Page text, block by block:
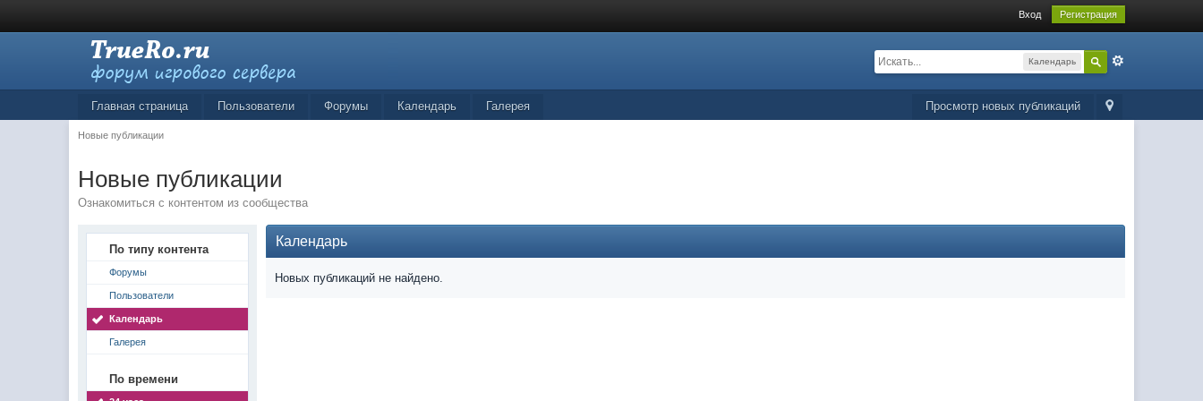
Вход Регистрация
Календарь
Просмотр новых публикаций
Главная страница Пользователи Форумы Календарь Галерея
Новые публикации
Новые публикации
Ознакомиться с контентом из сообщества
По типу контента
Форумы
Пользователи
Календарь
Галерея
По времени
Календарь
Новых публикаций не найдено.